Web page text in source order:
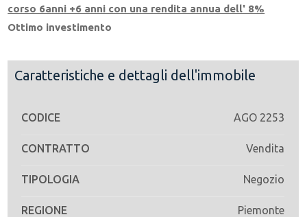
corso 6anni +6 anni con una rendita annua dell' 8%
Ottimo investimento
Caratteristiche e dettagli dell'immobile
CODICE AGO 2253
CONTRATTO Vendita
TIPOLOGIA Negozio
REGIONE Piemonte